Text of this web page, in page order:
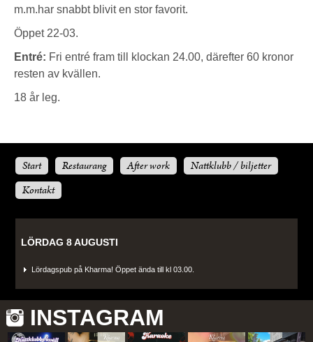
m.m.har snabbt blivit en stor favorit.
Öppet 22-03.
Entré: Fri entré fram till klockan 24.00, därefter 60 kronor
resten av kvällen.
18 år leg.
Start Restaurang After work
Nattklubb / biljetter
Kontakt
LÖRDAG 8 AUGUSTI
Lördagspub på Kharma! Öppet ända till kl 03.00.
INSTAGRAM